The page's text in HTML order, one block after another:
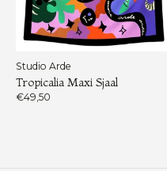
Studio Arde
Tropicalia Maxi Sjaal
€49,50